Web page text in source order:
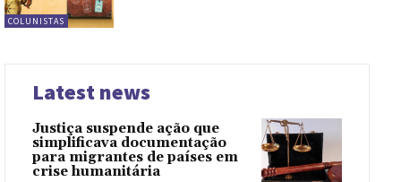
COLUNISTAS
Latest news
Justiça suspende ação que
simplificava documentação
para migrantes de países em
crise humanitária